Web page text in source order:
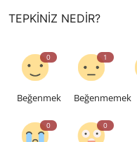
TEPKINIZ NEDIR?
0
Beğenmek
1
Beğenmemek
0 0